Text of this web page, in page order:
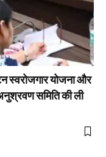
स्वरोजगार योजना और
समिति की ली